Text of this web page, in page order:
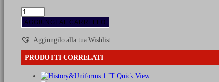
History&Uniforms
8
IT
quantità
AGGIUNGI AL CARRELLO
Aggiungilo alla tua Wishlist
PRODOTTI CORRELATI
Quick View